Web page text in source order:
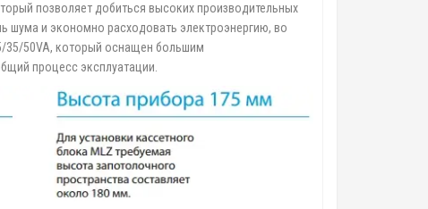
позволяет добиться высоких производительных
шума и экономно расходовать электроэнергию, во
35/50VA, который оснащен большим
процесс эксплуатации.